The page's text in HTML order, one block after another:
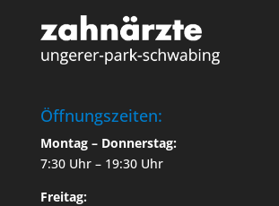
Öffnungszeiten:
Montag – Donnerstag:
7:30 Uhr – 19:30 Uhr
Freitag: